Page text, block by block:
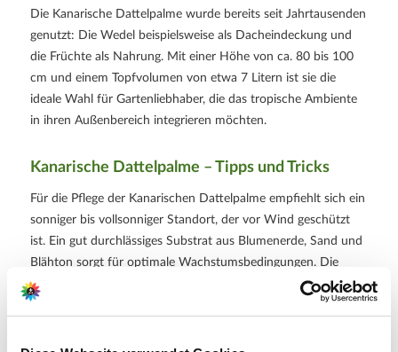
Die Kanarische Dattelpalme wurde bereits seit Jahrtausenden
genutzt: Die Wedel beispielsweise als Dacheindeckung und
die Früchte als Nahrung. Mit einer Höhe von ca. 80 bis 100
cm und einem Topfvolumen von etwa 7 Litern ist sie die
ideale Wahl für Gartenliebhaber, die das tropische Ambiente
in ihren Außenbereich integrieren möchten.
Kanarische Dattelpalme – Tipps und Tricks
Für die Pflege der Kanarischen Dattelpalme empfiehlt sich ein
sonniger bis vollsonniger Standort, der vor Wind geschützt
ist. Ein gut durchlässiges Substrat aus Blumenerde, Sand und
Blähton sorgt für optimale Wachstumsbedingungen. Die
Pflanze bevorzugt einen hellen Platz im Winter bei etwa
10 °C. Wichtig ist, Staunässe zu vermeiden, da dies zu
ist erforderlich; dabei sollte kalkarmes Wasser wie